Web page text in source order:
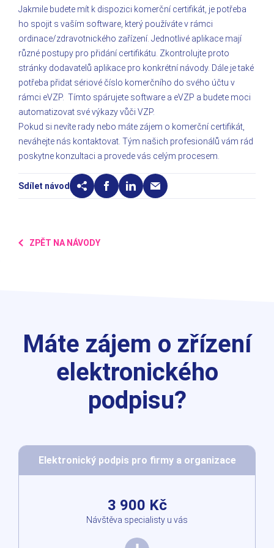
Jakmile budete mít k dispozici komerční certifikát, je potřeba
ho spojit s vaším software, který používáte v rámci
ordinace/zdravotnického zařízení. Jednotlivé aplikace mají
různé postupy pro přidání certifikátu. Zkontrolujte proto
stránky dodavatelů aplikace pro konkrétní návody. Dále je také
potřeba přidat sériové číslo komerčního do svého účtu v
rámci eVZP. Tímto spárujete software a eVZP a budete moci
automatizovat své výkazy vůči VZP.
Pokud si nevíte rady nebo máte zájem o komerční certifikát,
neváhejte nás kontaktovat. Tým našich profesionálů vám rád
poskytne konzultaci a provede vás celým procesem.
Sdílet návod
ZPĚT NA NÁVODY
Máte zájem o zřízení
elektronického
podpisu?
Elektronický podpis pro firmy a organizace
3 900 Kč
Návštěva specialisty u vás